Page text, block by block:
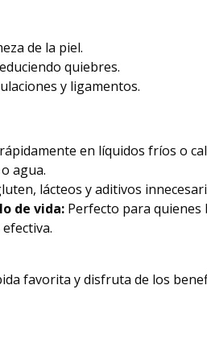
de la piel.
quiebres.
y ligamentos.
en líquidos fríos o
agua.
lácteos y aditivos
de vida: Perfecto para quienes
favorita y disfruta de los